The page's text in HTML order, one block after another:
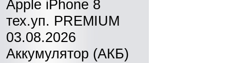
Apple iPhone 8
тех.уп. PREMIUM
03.08.2026
Аккумулятор (АКБ)